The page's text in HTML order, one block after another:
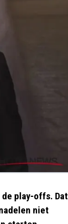
play-offs. Dat
niet